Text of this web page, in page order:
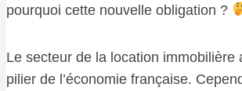
pourquoi cette nouvelle obligation ?
Le secteur de la location immobilière
pilier de l’économie française.